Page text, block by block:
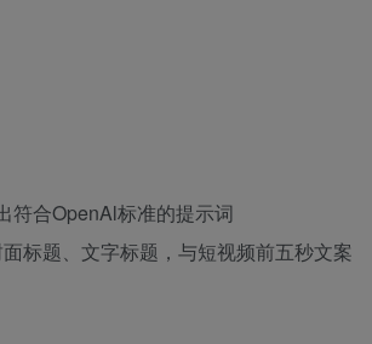
符合OpenAl标准的提示词
标题、文字标题，与短视频前五秒文案